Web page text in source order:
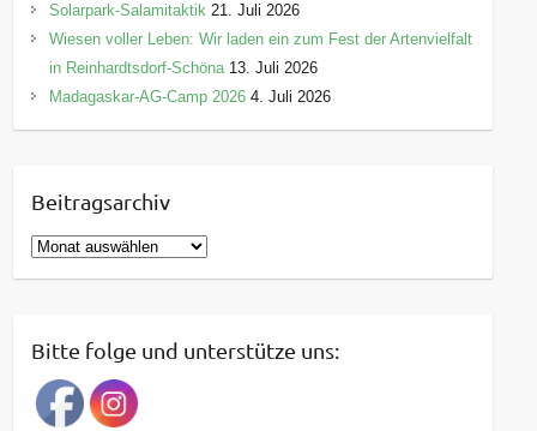
Solarpark-Salamitaktik 21. Juli 2026
Wiesen voller Leben: Wir laden ein zum Fest der Artenvielfalt
in Reinhardtsdorf-Schöna 13. Juli 2026
Madagaskar-AG-Camp 2026 4. Juli 2026
Beitragsarchiv
B
e
r
a
g
Bitte folge und unterstütze uns: